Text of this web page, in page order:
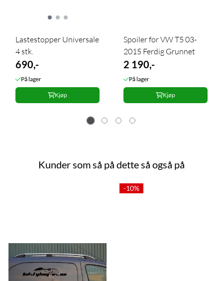
Lastestopper Universale
4 stk.
690,-
På lager
Kjøp
Spoiler for VW T5 03-
2015 Ferdig Grunnet
2 190,-
På lager
Kjøp
Kunder som så på dette så også på
-10%